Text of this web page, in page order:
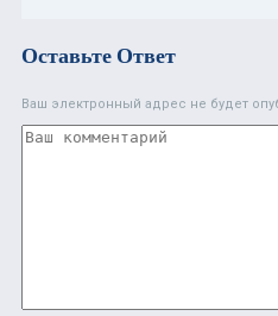
Оставьте Ответ
Ваш электронный адрес не будет